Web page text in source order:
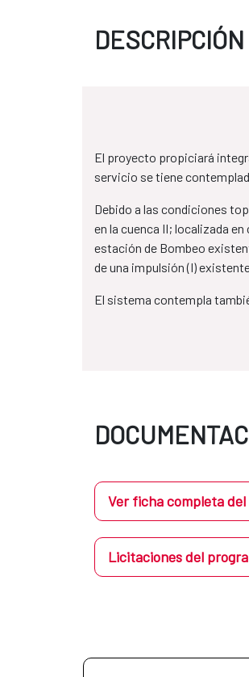
El proyecto propiciará
servicio se tiene
Debido a las condiciones
en la cuenca II; localizada
estación de Bombeo
de una impulsión (I)
El sistema contempla
Ver ficha completa
Licitaciones del